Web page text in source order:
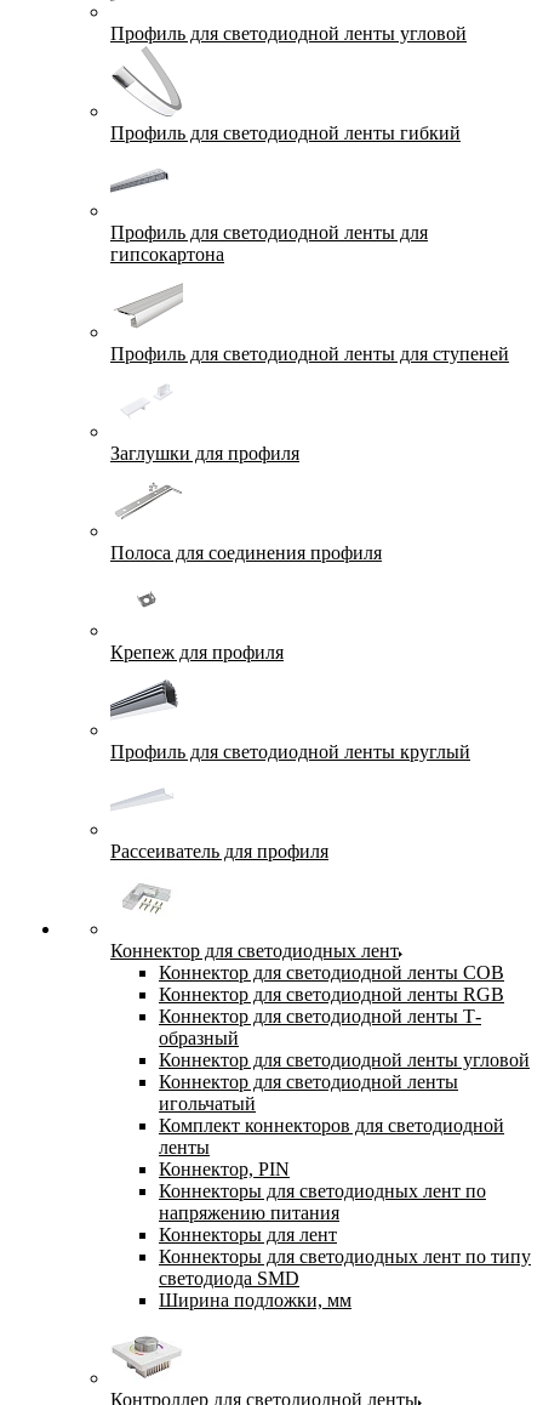
Профиль для светодиодной ленты угловой
Профиль для светодиодной ленты гибкий
Профиль для светодиодной ленты для
гипсокартона
Профиль для светодиодной ленты для ступеней
Заглушки для профиля
Полоса для соединения профиля
Крепеж для профиля
Профиль для светодиодной ленты круглый
Рассеиватель для профиля
Коннектор для светодиодных лент
Коннектор для светодиодной ленты COB
Коннектор для светодиодной ленты RGB
Коннектор для светодиодной ленты Т-
образный
Коннектор для светодиодной ленты угловой
Коннектор для светодиодной ленты
игольчатый
Комплект коннекторов для светодиодной
ленты
Коннектор, PIN
Коннекторы для светодиодных лент по
напряжению питания
Коннекторы для лент
Коннекторы для светодиодных лент по типу
светодиода SMD
Ширина подложки, мм
Контроллер для светодиодной ленты